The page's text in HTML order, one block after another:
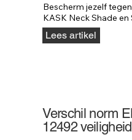
Bescherm jezelf
KASK Neck Shade en
Lees artikel
Verschil norm
12492